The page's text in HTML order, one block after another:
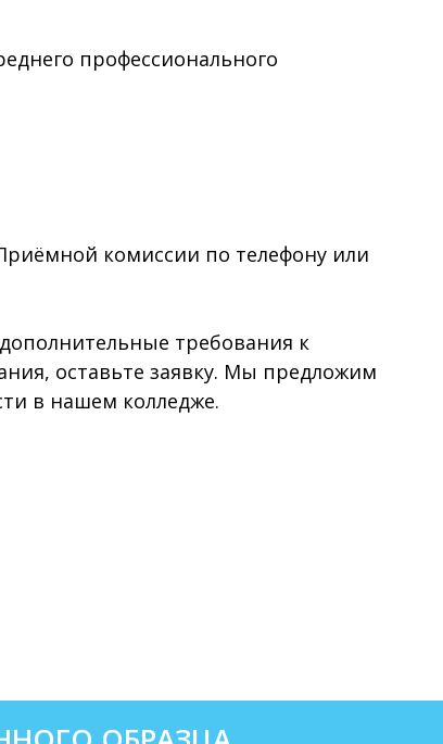
профессионального
комиссии по телефону или
требования к
оставьте заявку. Мы предложим
в нашем колледже.